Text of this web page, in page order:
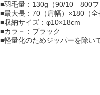
■羽毛量：130g（90/10 800フ
■最大長：70（肩幅）×180（全
■収納サイズ：φ10×18cm
■カラ－：ブラック
■軽量化のためジッパーを除い